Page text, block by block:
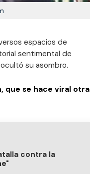
espacios de
sentimental de
su asombro.
que se hace viral otra
contra la